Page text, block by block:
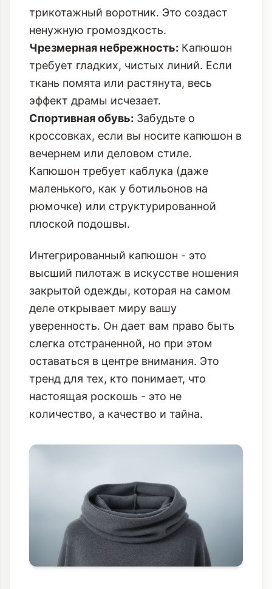
трикотажный воротник. Это создаст
ненужную громоздкость.
Чрезмерная небрежность: Капюшон
требует гладких, чистых линий. Если
ткань помята или растянута, весь
эффект драмы исчезает.
Спортивная обувь: Забудьте о
кроссовках, если вы носите капюшон в
вечернем или деловом стиле.
Капюшон требует каблука (даже
маленького, как у ботильонов на
рюмочке) или структурированной
плоской подошвы.
Интегрированный капюшон - это
высший пилотаж в искусстве ношения
закрытой одежды, которая на самом
деле открывает миру вашу
уверенность. Он дает вам право быть
слегка отстраненной, но при этом
оставаться в центре внимания. Это
тренд для тех, кто понимает, что
настоящая роскошь - это не
количество, а качество и тайна.